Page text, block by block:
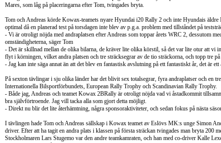
Mares, som låg på placeringarna efter Tom, tvingades bryta.
Tom och Andreas körde Kowax-teamets nyare Hyundai i20 Rally 2 och inte Hyundais
optimal då en planerad test på torsdagen inte blev av p.g.a. problem med tillståndet på
- Vi är otroligt nöjda med andraplatsen efter Andreas som toppar årets WRC 2, dessutom
omständigheterna, säger Tom
- Det är skillnad mellan de olika bilarna, de kräver lite olika körstil, så det var lite otur att vi
flyt i körningen, vilket andra platsen och tre sträcksegrar av de tio sträckorna, och topp tre
- Jag kan inte säga annat än att det blev en fantastisk avslutning på ett fantastiskt år, det är
På sexton tävlingar i sju olika länder har det blivit sex totalsegrar, fyra andraplatser och en
Internationella Bilsportförbundets, European Rally Trophy och Scandinavian Rally Trophy.
- Både jag, Andreas och teamet Kowax 2BRally är otroligt nöjda vad vi åstadkommit
bra självförtroende. Jag vill tacka alla som gjort detta möjligt.
- Direkt nu blir det lite återhämtning, några sponsoraktiviteter, och sedan fokus på nästa
I tävlingen hade Tom och Andreas sällskap i Kowax teamet av Eslövs MK:s unge Simon
driver. Efter att ha tagit en andra plats i klassen på första sträckan tvingades man bryta 200
Stockholmaren Lars Stugemo var den andre teamkamraten, och han med co-driver Kalle